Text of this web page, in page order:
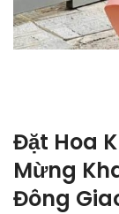
Đặt Hoa
Mừng
Đông